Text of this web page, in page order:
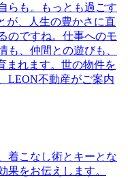
らも。もっとも過ごす
が、人生の豊かさに直
のですね。仕事へのモ
も、仲間との遊びも、
まれます。世の物件を
LEON不動産がご案内
着こなし術とキーとな
果をお伝えします。